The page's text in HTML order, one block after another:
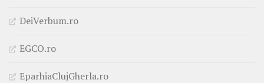
DeiVerbum.ro
EGCO.ro
EparhiaClujGherla.ro